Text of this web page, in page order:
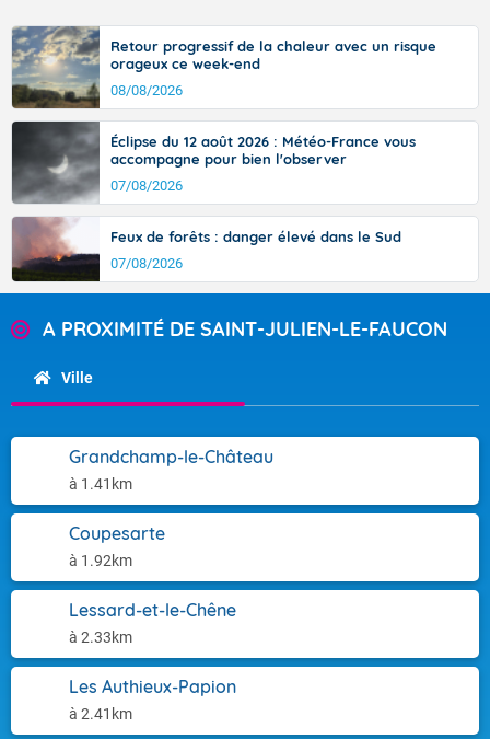
Retour progressif de la chaleur avec un risque
orageux ce week-end
08/08/2026
Éclipse du 12 août 2026 : Météo-France vous
accompagne pour bien l'observer
07/08/2026
Feux de forêts : danger élevé dans le Sud
07/08/2026
A PROXIMITÉ DE SAINT-JULIEN-LE-FAUCON
Ville
Grandchamp-le-Château
à 1.41km
Coupesarte
à 1.92km
Lessard-et-le-Chêne
à 2.33km
Les Authieux-Papion
à 2.41km